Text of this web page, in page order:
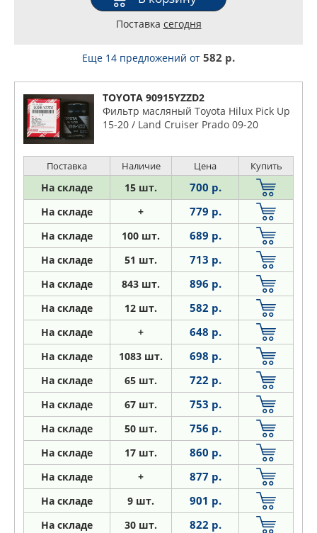
Поставка сегодня
Еще 14 предложений от 582 р.
TOYOTA 90915YZZD2
Фильтр масляный Toyota Hilux Pick Up
15-20 / Land Cruiser Prado 09-20
Поставка Наличие Цена Купить
На складе 15 шт. 700 р.
На складе + 779 р.
На складе 100 шт. 689 р.
На складе 51 шт. 713 р.
На складе 843 шт. 896 р.
На складе 12 шт. 582 р.
На складе + 648 р.
На складе 1083 шт. 698 р.
На складе 65 шт. 722 р.
На складе 67 шт. 753 р.
На складе 50 шт. 756 р.
На складе 17 шт. 860 р.
На складе + 877 р.
На складе 9 шт. 901 р.
На складе 30 шт. 822 р.